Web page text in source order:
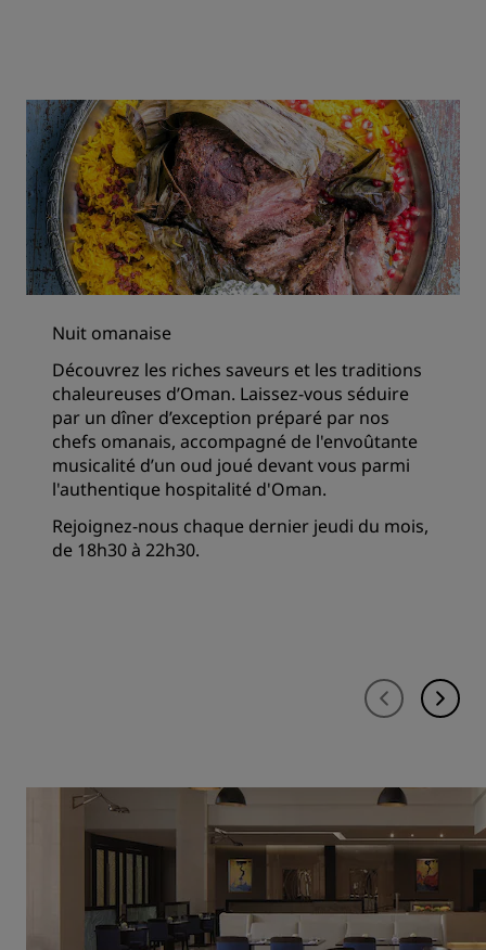
Nuit omanaise
Découvrez les riches saveurs et les traditions
chaleureuses d’Oman. Laissez-vous séduire
par un dîner d’exception préparé par nos
chefs omanais, accompagné de l'envoûtante
musicalité d’un oud joué devant vous parmi
l'authentique hospitalité d'Oman.
Rejoignez-nous chaque dernier jeudi du mois,
de 18h30 à 22h30.